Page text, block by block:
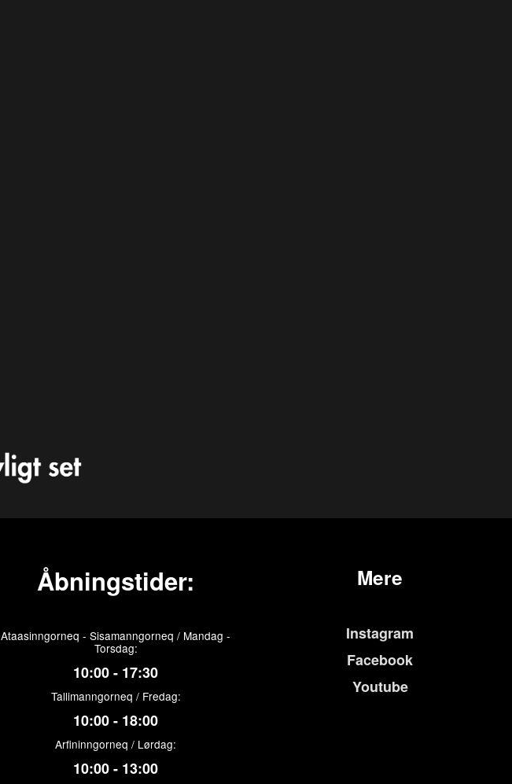
Åbningstider:
Ataasinngorneq - Sisamanngorneq / Mandag -
Torsdag:
10:00 - 17:30
Tallimanngorneq / Fredag:
10:00 - 18:00
Arfininngorneq / Lørdag:
10:00 - 13:00
Mere
Instagram
Facebook
Youtube